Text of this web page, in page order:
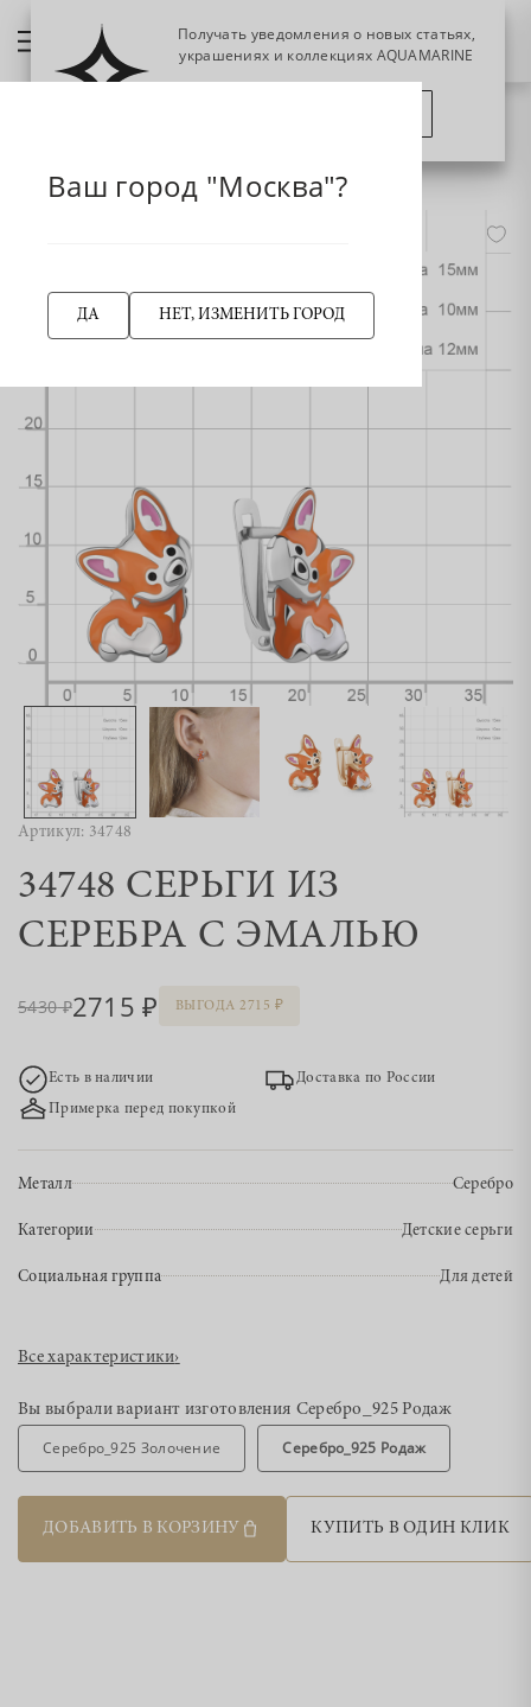
Артикул: 34748
34748 СЕРЬГИ ИЗ
СЕРЕБРА С ЭМАЛЬЮ
5430 2715 ВЫГОДА 2715
Есть в наличии
Доставка по России
Примерка перед покупкой
Металл Серебро
Категории Детские серьги
Социальная группа Для детей
Все характеристики›
Вы выбрали вариант изготовления Серебро_925 Родаж
Серебро_925 Золочение Серебро_925 Родаж
ДОБАВИТЬ В КОРЗИНУ КУПИТЬ В ОДИН КЛИК
Ваш город "Москва"?
ДА НЕТ, ИЗМЕНИТЬ ГОРОД
Получать уведомления о новых статьях,
украшениях и коллекциях AQUAMARINE